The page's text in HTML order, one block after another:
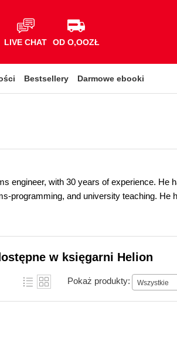
LIVE CHAT OD O,OOZŁ
Bestsellery Darmowe ebooki
engineer, with 30 years of experience. He
programming, and university teaching. He
w księgarni Helion
Pokaż produkty: Wszystkie